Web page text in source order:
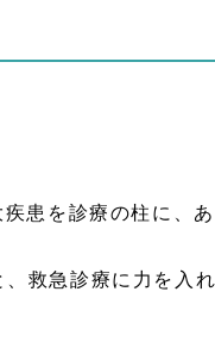
患を診療の柱に、
救急診療に力を入れ